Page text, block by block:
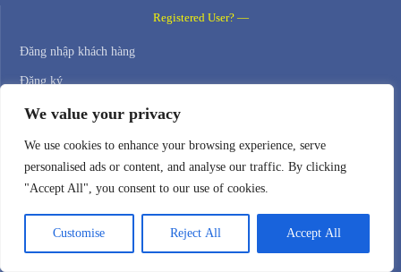
We value your privacy
We use cookies to enhance your browsing experience, serve
personalised ads or content, and analyse our traffic. By clicking
"Accept All", you consent to our use of cookies.
Customise Reject All Accept All
Registered User? —
Đăng nhập khách hàng
Đăng ký
Vé mở
Vé của tôi
Contact Us —
Email: support@webhostingzone.org